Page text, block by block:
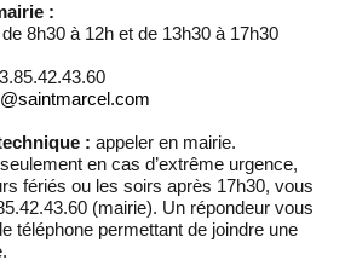
:
8h30 à 12h et de 13h30 à 17h30
: appeler en mairie.
seulement en cas d’extrême urgence,
fériés ou les soirs après 17h30, vous
(mairie). Un répondeur vous
téléphone permettant de joindre une